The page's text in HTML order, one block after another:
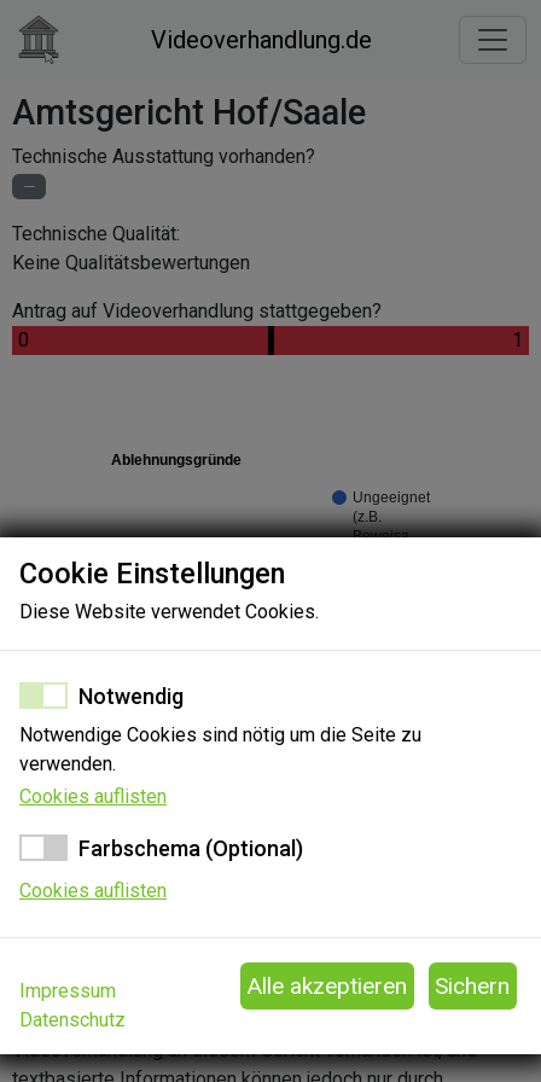
Videoverhandlung.de
Amtsgericht Hof/Saale
Technische Ausstattung vorhanden?
Technische Qualität:
Keine Qualitätsbewertungen
Antrag auf Videoverhandlung stattgegeben?
0 1
Ablehnungsgründe
Ungeeignet
(z.B.
Beweisa…
Sie können Ihre Erkenntnisse zu diesem Gericht gerne
mitteilen. Die Angabe, ob die technische Ausstattung für eine
Videoverhandlung an diesem Gericht vorhanden ist, und
Cookie Einstellungen
Diese Website verwendet Cookies.
Notwendig
Notwendige Cookies sind nötig um die Seite zu
verwenden.
Cookies auflisten
Farbschema (Optional)
Cookies auflisten
Impressum
Datenschutz